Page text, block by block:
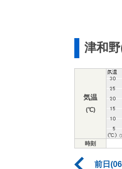
津和
気温
(℃)
時刻
前日